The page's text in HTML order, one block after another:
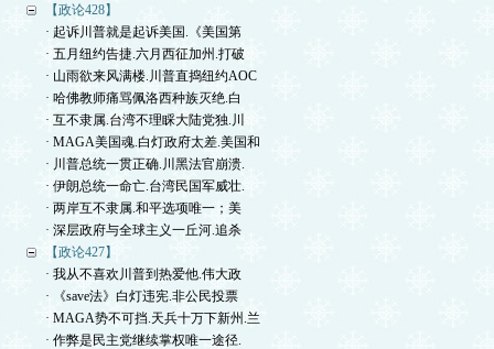
【政论428】
· 起诉川普就是起诉美国.《美国第
· 五月纽约告捷.六月西征加州.打破
· 山雨欲来风满楼.川普直捣纽约AOC
· 哈佛教师痛骂佩洛西种族灭绝.白
· 互不隶属.台湾不理睬大陆党独.川
· MAGA美国魂.白灯政府太差.美国和
· 川普总统一贯正确.川黑法官崩溃.
· 伊朗总统一命亡.台湾民国军威壮.
· 两岸互不隶属.和平选项唯一；美
· 深层政府与全球主义一丘河.追杀
【政论427】
· 我从不喜欢川普到热爱他.伟大政
· 《save法》白灯违宪.非公民投票
· MAGA势不可挡.天兵十万下新州.兰
· 作弊是民主党继续掌权唯一途径.